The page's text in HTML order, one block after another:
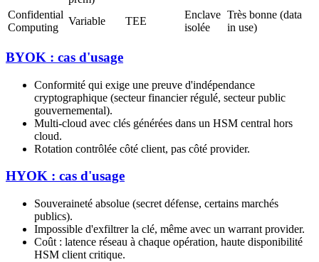
Confidential
Computing
Variable TEE
Enclave
isolée
Très bonne (data
in use)
BYOK : cas d'usage
Conformité qui exige une preuve d'indépendance
cryptographique (secteur financier régulé, secteur public
gouvernemental).
Multi-cloud avec clés générées dans un HSM central hors
cloud.
Rotation contrôlée côté client, pas côté provider.
HYOK : cas d'usage
Souveraineté absolue (secret défense, certains marchés
publics).
Impossible d'exfiltrer la clé, même avec un warrant provider.
Coût : latence réseau à chaque opération, haute disponibilité
HSM client critique.